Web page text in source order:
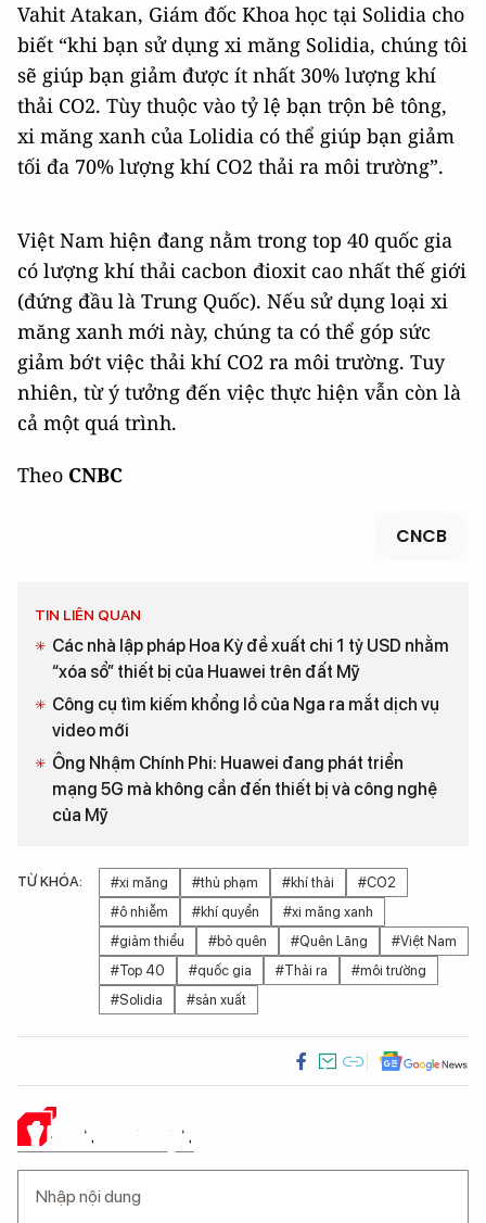
Vahit Atakan, Giám đốc Khoa học tại Solidia cho
biết “khi bạn sử dụng xi măng Solidia, chúng tôi
sẽ giúp bạn giảm được ít nhất 30% lượng khí
thải CO2. Tùy thuộc vào tỷ lệ bạn trộn bê tông,
xi măng xanh của Lolidia có thể giúp bạn giảm
tối đa 70% lượng khí CO2 thải ra môi trường”.
Việt Nam hiện đang nằm trong top 40 quốc gia
có lượng khí thải cacbon đioxit cao nhất thế giới
(đứng đầu là Trung Quốc). Nếu sử dụng loại xi
măng xanh mới này, chúng ta có thể góp sức
giảm bớt việc thải khí CO2 ra môi trường. Tuy
nhiên, từ ý tưởng đến việc thực hiện vẫn còn là
cả một quá trình.
Theo CNBC
CNCB
TIN LIÊN QUAN
Các nhà lập pháp Hoa Kỳ đề xuất chi 1 tỷ USD nhằm
“xóa sổ” thiết bị của Huawei trên đất Mỹ
Công cụ tìm kiếm khổng lồ của Nga ra mắt dịch vụ
video mới
Ông Nhậm Chính Phi: Huawei đang phát triển
mạng 5G mà không cần đến thiết bị và công nghệ
của Mỹ
TỪ KHÓA: #xi măng #thủ phạm #khí thải
#CO2
#ô nhiễm
#khí quyển
#xi măng xanh
#giảm thiểu
#bỏ quên #Quên Lãng
#Việt Nam
#Top 40
#quốc gia #Thải ra
#môi trường
#Solidia
#sản xuất
Ý KIẾN CỦA BẠN